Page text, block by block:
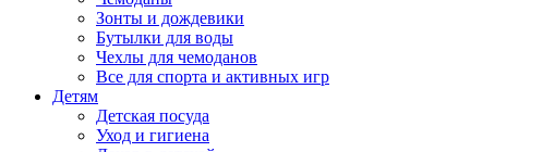
Зонты и дождевики
Бутылки для воды
Чехлы для чемоданов
Все для спорта и активных игр
Детям
Детская посуда
Уход и гигиена